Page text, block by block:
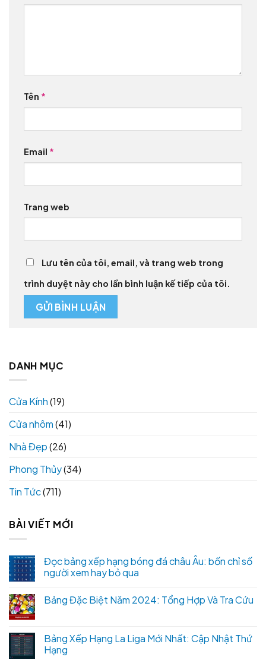
Tên *
Email *
Trang web
Lưu tên của tôi, email, và trang web trong
trình duyệt này cho lần bình luận kế tiếp của tôi.
DANH MỤC
Cửa Kính(19)
Cửa nhôm(41)
Nhà Đẹp(26)
Phong Thủy(34)
Tin Tức(711)
BÀI VIẾT MỚI
Đọc bảng xếp hạng bóng đá châu Âu: bốn chỉ số
người xem hay bỏ qua
Bảng Đặc Biệt Năm 2024: Tổng Hợp Và Tra Cứu
Bảng Xếp Hạng La Liga Mới Nhất: Cập Nhật Thứ
Hạng